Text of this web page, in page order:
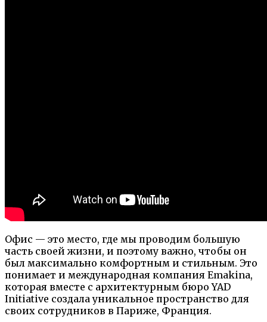
Офис — это место, где мы проводим большую
часть своей жизни, и поэтому важно, чтобы он
был максимально комфортным и стильным. Это
понимает и международная компания Emakina,
которая вместе с архитектурным бюро YAD
Initiative создала уникальное пространство для
своих сотрудников в Париже, Франция.